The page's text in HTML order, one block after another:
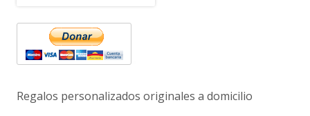
Regalos personalizados originales a domicilio